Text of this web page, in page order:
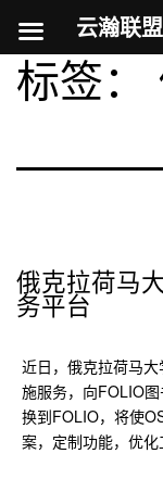
标签：
俄克拉荷马
务平台
近日，俄克拉荷马
施服务，向FOLIO
换到FOLIO，将使
案，定制功能，优化
云瀚联